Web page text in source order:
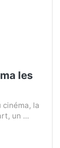
les
la
un ...